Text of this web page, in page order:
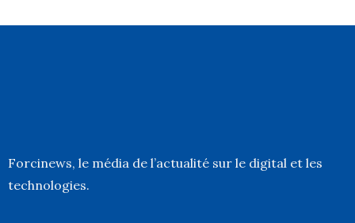
Forcinews, le média de l’actualité sur le digital et les
technologies.